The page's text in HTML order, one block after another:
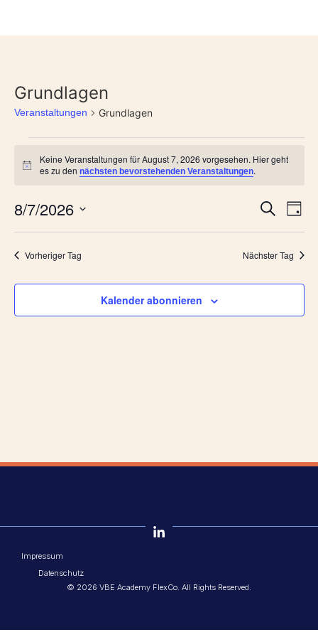
Grundlagen
Veranstaltungen Grundlagen
Hinweis
Keine Veranstaltungen für August 7, 2026 vorgesehen. Hier geht
es zu den nächsten bevorstehenden Veranstaltungen.
und
SucheTag
8/7/2026
wählen.
Vorheriger Tag Nächster Tag
Kalender abonnieren
Impressum
© 2026 VBE Academy FlexCo. All Rights Reserved.
Datenschutz